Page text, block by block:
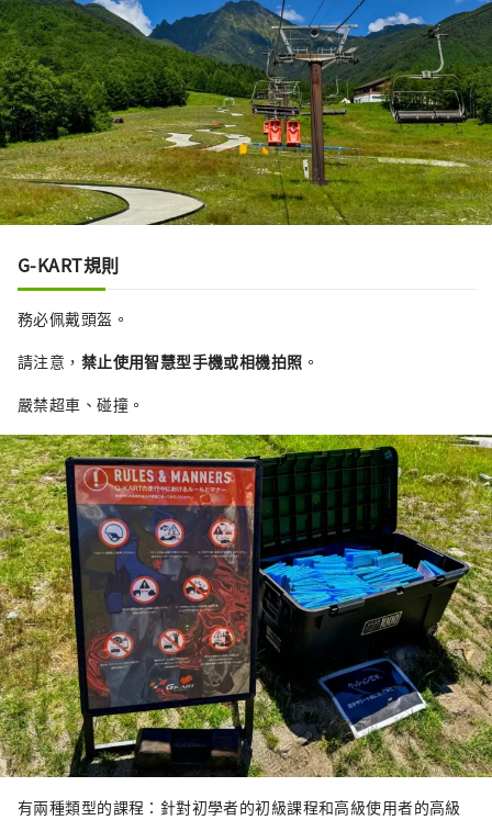
G-KART規則
務必佩戴頭盔。
請注意， 禁止使用智慧型手機或相機拍照 。
嚴禁超車、碰撞。
有兩種類型的課程：針對初學者的初級課程和高級使用者的高級